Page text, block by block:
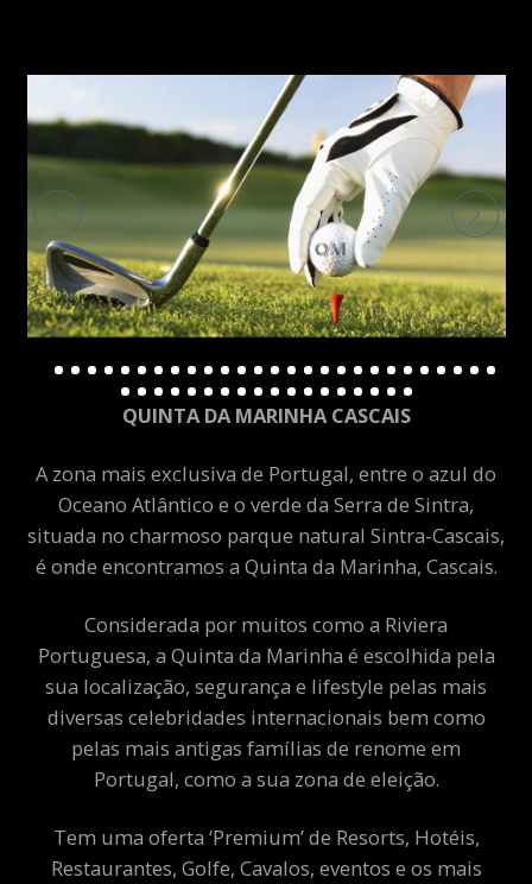
QUINTA DA MARINHA CASCAIS
A zona mais exclusiva de Portugal, entre o azul do
Oceano Atlântico e o verde da Serra de Sintra,
situada no charmoso parque natural Sintra-Cascais,
é onde encontramos a Quinta da Marinha, Cascais.
Considerada por muitos como a Riviera
Portuguesa, a Quinta da Marinha é escolhida pela
sua localização, segurança e lifestyle pelas mais
diversas celebridades internacionais bem como
pelas mais antigas famílias de renome em
Portugal, como a sua zona de eleição.
Tem uma oferta ‘Premium’ de Resorts, Hotéis,
Restaurantes, Golfe, Cavalos, eventos e os mais